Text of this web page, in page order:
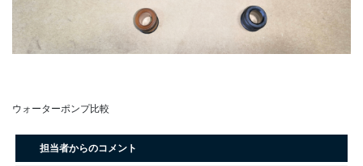
ウォーターポンプ比較
担当者からのコメント